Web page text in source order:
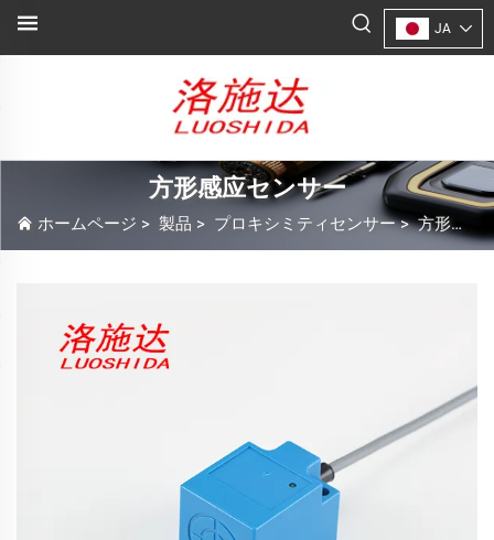
JA
方形感应センサー
ホームページ > 製品 > プロキシミティセンサー>方形感应センサー